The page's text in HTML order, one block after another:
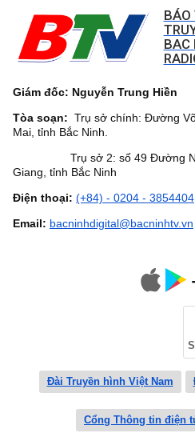
BÁO
BAC
Giám đốc: Nguyễn Trung Hiền
Tòa soạn: Trụ sở chính: Đường
Mai, tỉnh Bắc Ninh.
Trụ sở 2: số 49 Đường
Giang, tỉnh Bắc Ninh
Điện thoại: (+84) - 0204 - 3854404
Email: bacninhdigital@bacninhtv.vn
Đài Truyền hình Việt Nam
Cổng Thông tin điện